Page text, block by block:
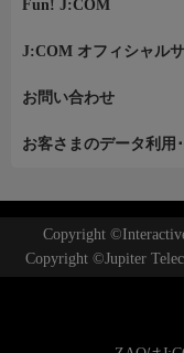
Fun! J:COM
J:COM オフィシャル
お問い合わせ
お客さまのデータ利用
Copyright
Copyright ©Jupiter